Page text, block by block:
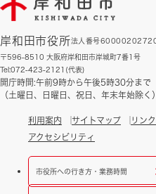
岸和田市役所法人番号
〒596-8510 大阪府岸和田市岸城町7番1号
Tel:072-423-2121(代表)
開庁時間:午前9時から午後5時30分まで
（土曜日、日曜日、祝日、年末年始除く）
利用案内 サイトマップ リン
アクセシビリティ
市役所への行き方・業務時間